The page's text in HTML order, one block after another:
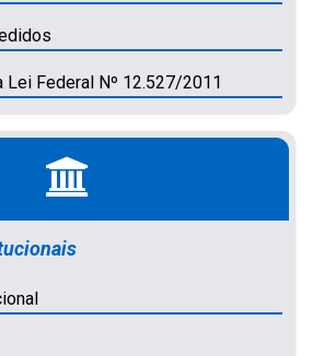
Lei Federal Nº 12.527/2011